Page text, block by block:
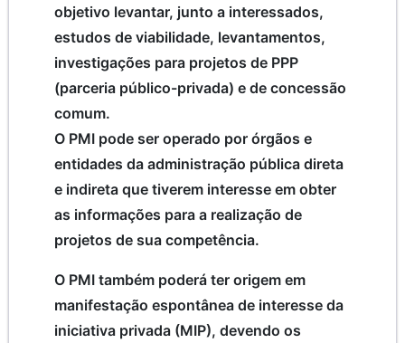
objetivo levantar, junto a interessados,
estudos de viabilidade, levantamentos,
investigações para projetos de PPP
(parceria público-privada) e de concessão
comum.
O PMI pode ser operado por órgãos e
entidades da administração pública direta
e indireta que tiverem interesse em obter
as informações para a realização de
projetos de sua competência.
O PMI também poderá ter origem em
manifestação espontânea de interesse da
iniciativa privada (MIP), devendo os